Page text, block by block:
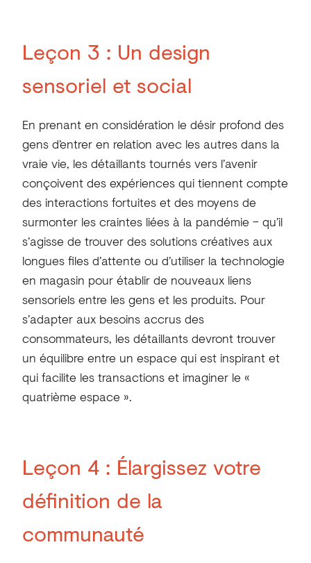
Leçon 3 : Un design
sensoriel et social
En prenant en considération le désir profond des
gens d’entrer en relation avec les autres dans la
vraie vie, les détaillants tournés vers l’avenir
conçoivent des expériences qui tiennent compte
des interactions fortuites et des moyens de
surmonter les craintes liées à la pandémie – qu’il
s’agisse de trouver des solutions créatives aux
longues files d’attente ou d’utiliser la technologie
en magasin pour établir de nouveaux liens
sensoriels entre les gens et les produits. Pour
s’adapter aux besoins accrus des
consommateurs, les détaillants devront trouver
un équilibre entre un espace qui est inspirant et
qui facilite les transactions et imaginer le «
quatrième espace ».
Leçon 4 : Élargissez votre
définition de la
communauté